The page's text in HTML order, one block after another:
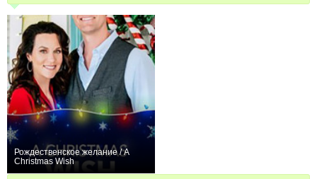
Рождественское желание / A
Christmas Wish